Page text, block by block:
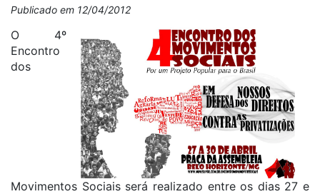
Publicado em 12/04/2012
O 4º
Encontro
dos
Movimentos Sociais será realizado entre os dias 27 e